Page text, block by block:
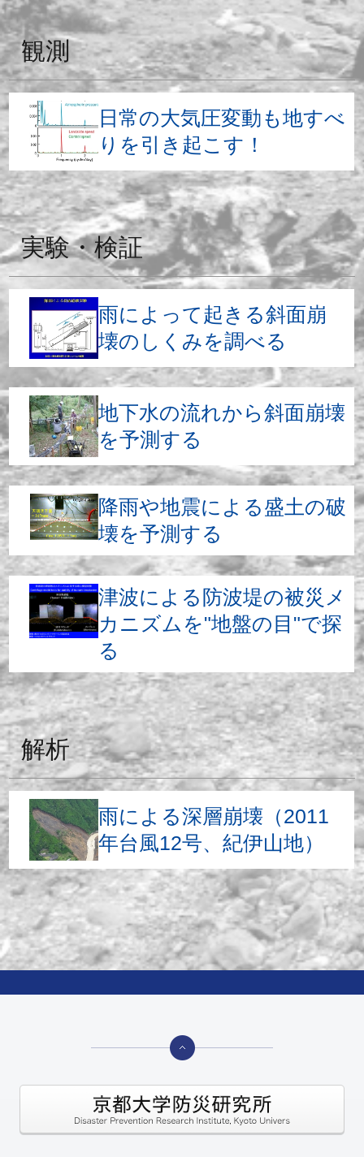
観測
日常の大気圧変動も地すべ
りを引き起こす！
実験・検証
雨によって起きる斜面崩
壊のしくみを調べる
地下水の流れから斜面崩壊
を予測する
降雨や地震による盛土の破
壊を予測する
津波による防波堤の被災メ
カニズムを"地盤の目"で探
る
解析
雨による深層崩壊（2011
年台風12号、紀伊山地）